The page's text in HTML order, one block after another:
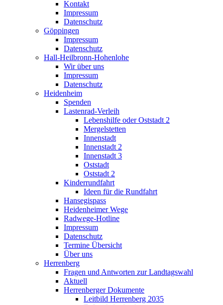
Kontakt
Impressum
Datenschutz
Göppingen
Impressum
Datenschutz
Hall-Heilbronn-Hohenlohe
Wir über uns
Impressum
Datenschutz
Heidenheim
Spenden
Lastenrad-Verleih
Lebenshilfe oder Oststadt 2
Mergelstetten
Innenstadt
Innenstadt 2
Innenstadt 3
Oststadt
Oststadt 2
Kinderrundfahrt
Ideen für die Rundfahrt
Hansegispass
Heidenheimer Wege
Radwege-Hotline
Impressum
Datenschutz
Termine Übersicht
Über uns
Herrenberg
Fragen und Antworten zur Landtagswahl
Aktuell
Herrenberger Dokumente
Leitbild Herrenberg 2035